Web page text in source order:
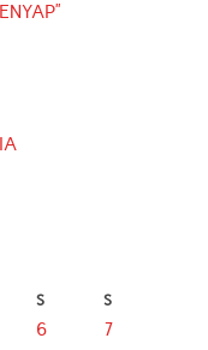
S S
6
7